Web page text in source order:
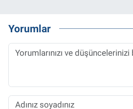
Yorumlar